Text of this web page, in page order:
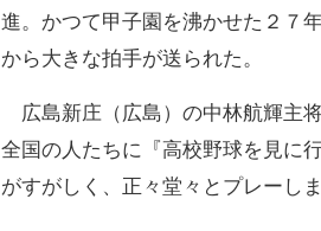
進。かつて甲子園を沸かせた２７
から大きな拍手が送られた。
広島新庄（広島）の中林航輝主
全国の人たちに『高校野球を見に
がすがしく、正々堂々とプレーし